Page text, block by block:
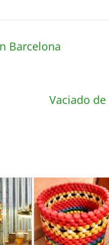
Barcelona
Vaciado